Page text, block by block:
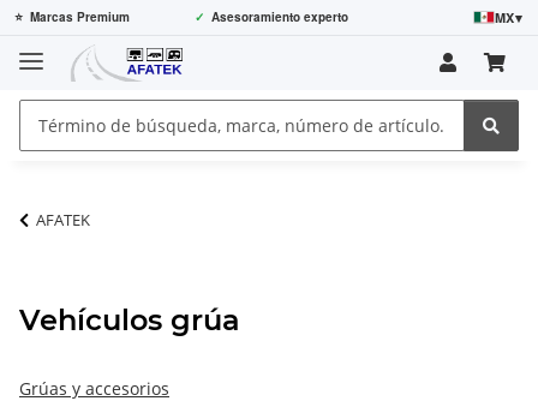
⭐ Marcas Premium ✓ Asesoramiento experto MX▾
AFATEK
Vehículos grúa
Grúas y accesorios